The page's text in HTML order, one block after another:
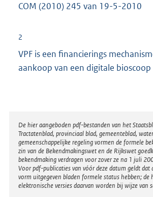
COM (2010) 245 van 19-5-2010
2
VPF is een financierings
aankoop van een digitale
Disclaimer
De hier aangeboden pdf-bestanden van het
Tractatenblad, provinciaal blad, gemeenteblad,
gemeenschappelijke regeling vormen de formele
zin van de Bekendmakingswet en de Rijkswet
bekendmaking verdragen voor zover ze na 1 juli
Voor pdf-publicaties van vóór deze datum geldt dat
vorm uitgegeven bladen formele status hebben; de
elektronische versies daarvan worden bij wijze van